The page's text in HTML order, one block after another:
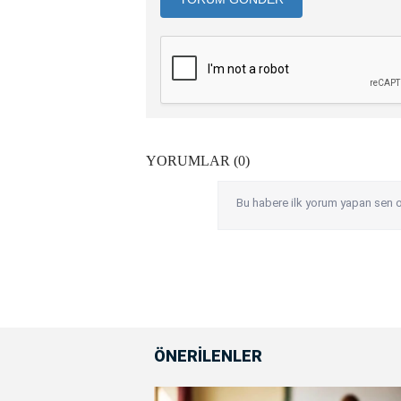
YORUMLAR (0)
Bu habere ilk yorum yapan sen
ÖNERİLENLER